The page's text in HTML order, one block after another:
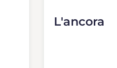
L'ancora